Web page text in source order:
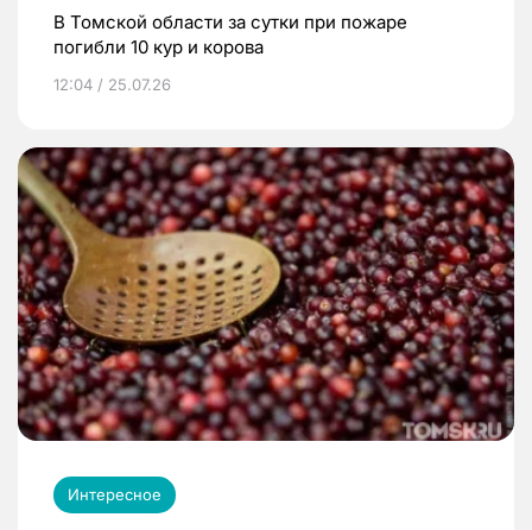
В Томской области за сутки при пожаре
погибли 10 кур и корова
12:04 / 25.07.26
Интересное